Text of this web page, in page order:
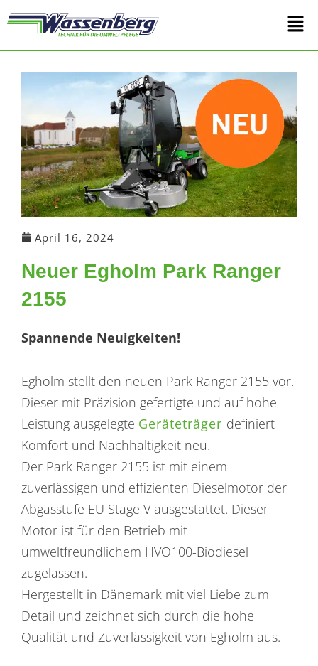
Inhalt
springen
Main
April 16, 2024
Neuer Egholm Park Ranger
2155
Spannende Neuigkeiten!
Egholm stellt den neuen Park Ranger 2155 vor.
Dieser mit Präzision gefertigte und auf hohe
Leistung ausgelegte Geräteträger definiert
Komfort und Nachhaltigkeit neu.
Der Park Ranger 2155 ist mit einem
zuverlässigen und effizienten Dieselmotor der
Abgasstufe EU Stage V ausgestattet. Dieser
Motor ist für den Betrieb mit
umweltfreundlichem HVO100-Biodiesel
zugelassen.
Hergestellt in Dänemark mit viel Liebe zum
Detail und zeichnet sich durch die hohe
Qualität und Zuverlässigkeit von Egholm aus.